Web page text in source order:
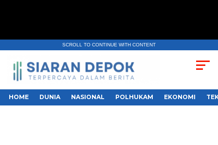
SCROLL TO CONTINUE WITH CONTENT
HOME DUNIA NASIONAL POLHUKAM EKONOMI